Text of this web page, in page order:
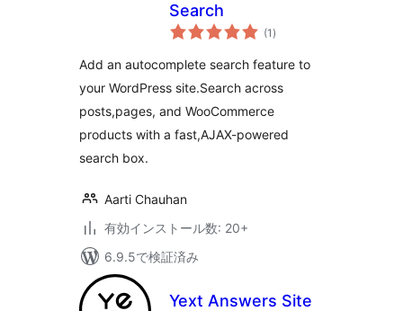
Search
(1 個
の
価
)
Add an autocomplete search feature to
your WordPress site.Search across
posts,pages, and WooCommerce
products with a fast,AJAX-powered
search box.
Aarti Chauhan
有効インストール数: 20+
6.9.5で検証済み
Yext Answers Site